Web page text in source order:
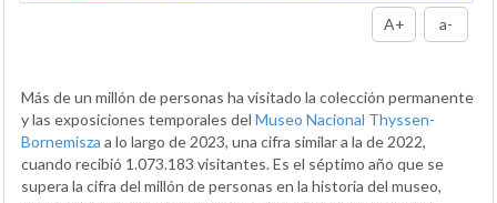
A+ a-
Más de un millón de personas ha visitado la colección permanente
y las exposiciones temporales del Museo Nacional Thyssen-
Bornemisza a lo largo de 2023, una cifra similar a la de 2022,
cuando recibió 1.073.183 visitantes. Es el séptimo año que se
supera la cifra del millón de personas en la historia del museo,